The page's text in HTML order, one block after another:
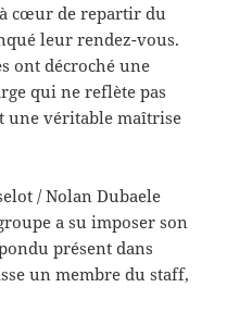
cœur de repartir du
leur rendez-vous.
ont décroché une
qui ne reflète pas
une véritable maîtrise
/ Nolan Dubaele
a su imposer son
présent dans
un membre du staff,